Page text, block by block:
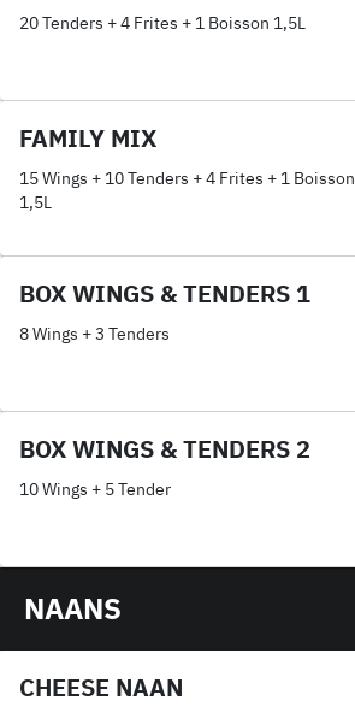
20 Tenders + 4 Frites + 1 Boisson 1,5L
FAMILY MIX
15 Wings + 10 Tenders + 4 Frites + 1 Boisson
1,5L
BOX WINGS & TENDERS 1
8 Wings + 3 Tenders
BOX WINGS & TENDERS 2
10 Wings + 5 Tender
NAANS
CHEESE NAAN